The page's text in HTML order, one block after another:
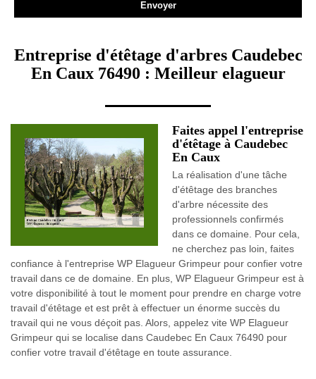
Entreprise d'étêtage d'arbres Caudebec
En Caux 76490 : Meilleur elagueur
Faites appel l'entreprise
d'étêtage à Caudebec
En Caux
La réalisation d'une tâche
d'étêtage des branches
d'arbre nécessite des
professionnels confirmés
dans ce domaine. Pour cela,
ne cherchez pas loin, faites
confiance à l'entreprise WP Elagueur Grimpeur pour confier votre
travail dans ce de domaine. En plus, WP Elagueur Grimpeur est à
votre disponibilité à tout le moment pour prendre en charge votre
travail d'étêtage et est prêt à effectuer un énorme succès du
travail qui ne vous déçoit pas. Alors, appelez vite WP Elagueur
Grimpeur qui se localise dans Caudebec En Caux 76490 pour
confier votre travail d'étêtage en toute assurance.